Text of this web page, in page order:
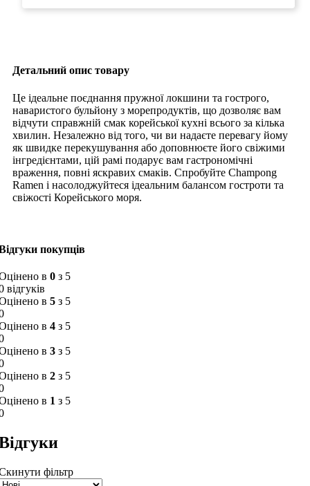
Детальний опис товару
Це ідеальне поєднання пружної локшини та гострого,
наваристого бульйону з морепродуктів, що дозволяє вам
відчути справжній смак корейської кухні всього за кілька
хвилин. Незалежно від того, чи ви надаєте перевагу йому
як швидке перекушування або доповнюєте його свіжими
інгредієнтами, цій рамі подарує вам гастрономічні
враження, повні яскравих смаків. Спробуйте Champong
Ramen і насолоджуйтеся ідеальним балансом гостроти та
свіжості Корейського моря.
покупців
в 0 з 5
відгуків
в 5 з 5
в 4 з 5
в 3 з 5
в 2 з 5
в 1 з 5
фільтр